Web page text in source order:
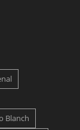
Blanch